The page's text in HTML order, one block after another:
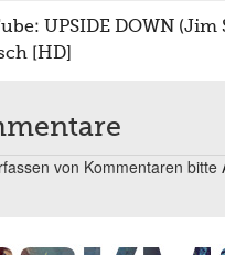
UPSIDE DOWN
[HD]
von Kommentaren bitte